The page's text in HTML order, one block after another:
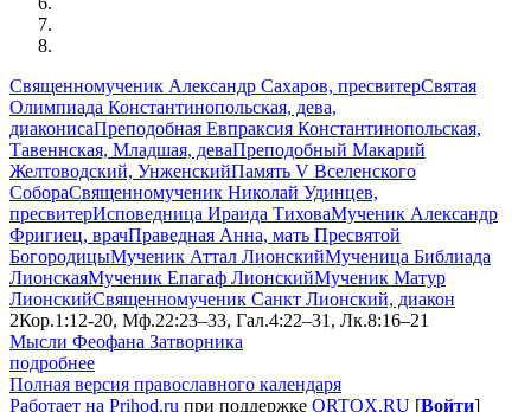
Священномученик Александр Сахаров, пресвитерСвятая
Олимпиада Константинопольская, дева,
диаконисаПреподобная Евпраксия Константинопольская,
Тавеннская, Младшая, деваПреподобный Макарий
Желтоводский, УнженскийПамять V Вселенского
СобораСвященномученик Николай Удинцев,
пресвитерИсповедница Ираида ТиховаМученик Александр
Фригиец, врачПраведная Анна, мать Пресвятой
БогородицыМученик Аттал ЛионскийМученица Библиада
ЛионскаяМученик Епагаф ЛионскийМученик Матур
ЛионскийСвященномученик Санкт Лионский, диакон
2Кор.1:12-20, Мф.22:23–33, Гал.4:22–31, Лк.8:16–21
Мысли Феофана Затворника
подробнее
Полная версия православного календаря
Работает на Prihod.ru при поддержке ORTOX.RU [Войти]